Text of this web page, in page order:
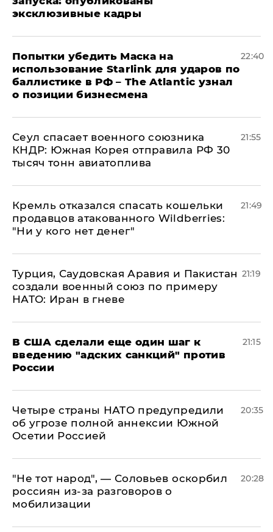
эксклюзивные кадры
Попытки убедить Маска на
использование Starlink для ударов по
баллистике в РФ – The Atlantic узнал
о позиции бизнесмена
22:40
​Сеул спасает военного союзника
КНДР: Южная Корея отправила РФ 30
тысяч тонн авиатоплива
21:55
Кремль отказался спасать кошельки
продавцов атакованного Wildberries:
"Ни у кого нет денег"
21:49
Турция, Саудовская Аравия и Пакистан
создали военный союз по примеру
НАТО: Иран в гневе
21:19
В США сделали еще один шаг к
введению "адских санкций" против
России
21:15
Четыре страны НАТО предупредили
об угрозе полной аннексии Южной
Осетии Россией
20:35
​"Не тот народ", — Соловьев оскорбил
россиян из-за разговоров о
мобилизации
20:28